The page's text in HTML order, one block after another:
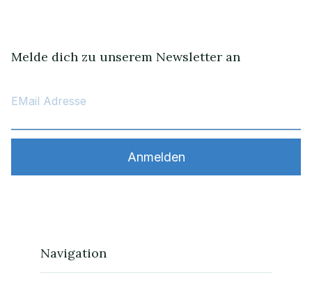
Melde dich zu unserem Newsletter an
Navigation